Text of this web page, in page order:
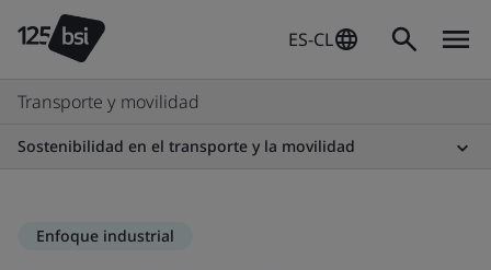
ES-CL
Transporte y movilidad
Sostenibilidad en el transporte y la movilidad
Enfoque industrial